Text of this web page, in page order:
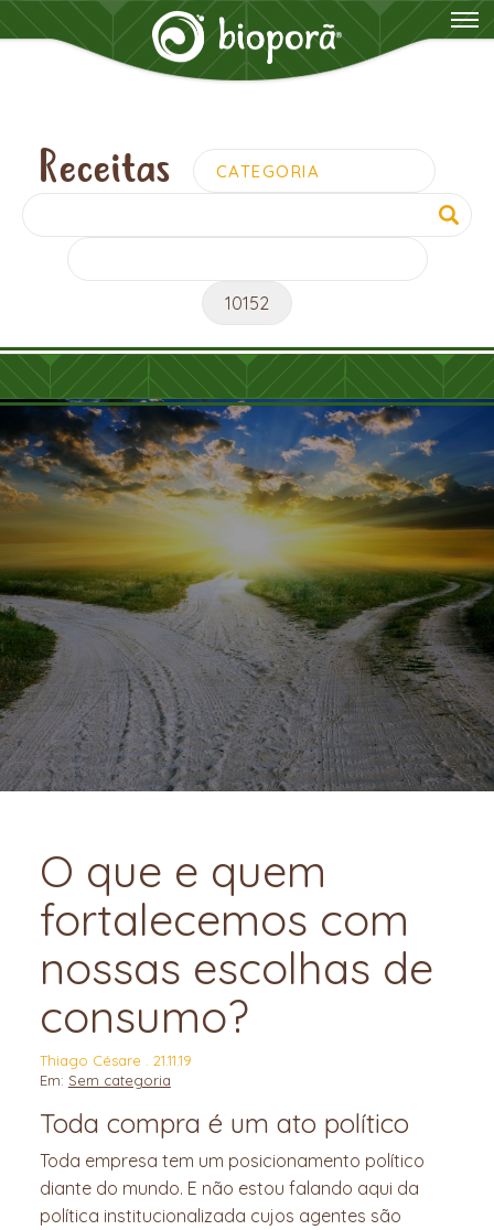
Receitas
Pesquisar
por:
O que e quem
fortalecemos com
nossas escolhas de
consumo?
Thiago Césare . 21.11.19
Em: Sem categoria
Toda compra é um ato político
Toda empresa tem um posicionamento político
diante do mundo. E não estou falando aqui da
política institucionalizada cujos agentes são